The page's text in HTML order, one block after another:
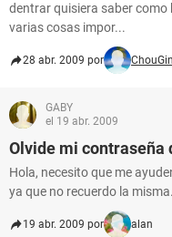
dentrar quisiera saber como
varias cosas impor...
28 abr. 2009 por
GABY
el 19 abr. 2009
Olvide mi contraseña
Hola, necesito que me
ya que no recuerdo la
19 abr. 2009 por alan